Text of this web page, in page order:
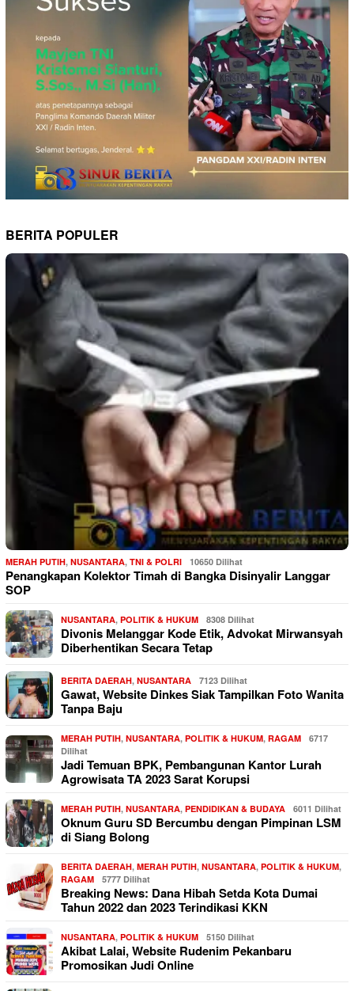
BERITA POPULER
MERAH PUTIH, NUSANTARA, TNI & POLRI 10650 Dilihat
Penangkapan Kolektor Timah di Bangka Disinyalir Langgar
SOP
NUSANTARA, POLITIK & HUKUM 8308 Dilihat
Divonis Melanggar Kode Etik, Advokat Mirwansyah
Diberhentikan Secara Tetap
BERITA DAERAH, NUSANTARA 7123 Dilihat
Gawat, Website Dinkes Siak Tampilkan Foto Wanita
Tanpa Baju
MERAH PUTIH, NUSANTARA, POLITIK & HUKUM, RAGAM
6717
Dilihat
Jadi Temuan BPK, Pembangunan Kantor Lurah
Agrowisata TA 2023 Sarat Korupsi
MERAH PUTIH, NUSANTARA, PENDIDIKAN & BUDAYA 6011 Dilihat
Oknum Guru SD Bercumbu dengan Pimpinan LSM
di Siang Bolong
BERITA DAERAH, MERAH PUTIH, NUSANTARA, POLITIK & HUKUM,
RAGAM
5777 Dilihat
Breaking News: Dana Hibah Setda Kota Dumai
Tahun 2022 dan 2023 Terindikasi KKN
NUSANTARA, POLITIK & HUKUM 5150 Dilihat
Akibat Lalai, Website Rudenim Pekanbaru
Promosikan Judi Online